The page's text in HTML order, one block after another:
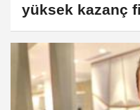
yüksek kazanç